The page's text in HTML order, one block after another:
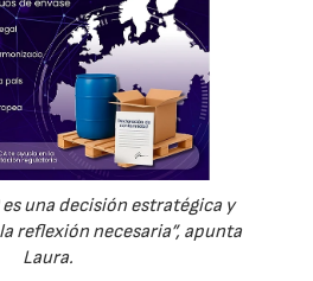
es una decisión estratégica y
reflexión necesaria”, apunta
Laura.